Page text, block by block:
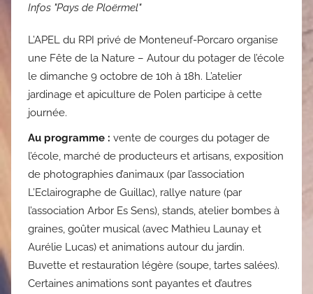
Infos "Pays de Ploërmel"
L’APEL du RPI privé de Monteneuf-Porcaro organise
une Fête de la Nature – Autour du potager de l’école
le dimanche 9 octobre de 10h à 18h. L’atelier
jardinage et apiculture de Polen participe à cette
journée.
Au programme : vente de courges du potager de
l’école, marché de producteurs et artisans, exposition
de photographies d’animaux (par l’association
L’Eclairographe de Guillac), rallye nature (par
l’association Arbor Es Sens), stands, atelier bombes à
graines, goûter musical (avec Mathieu Launay et
Aurélie Lucas) et animations autour du jardin.
Buvette et restauration légère (soupe, tartes salées).
Certaines animations sont payantes et d’autres